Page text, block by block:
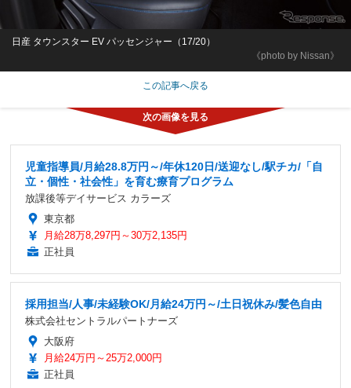
《photo by Nissan》
日産 タウンスター EV パッセンジャー（17/20）
この記事へ戻る
児童指導員/月給28.8万円～/年休120日/送迎なし/駅チカ/「自
立・個性・社会性」を育む療育プログラム
放課後等デイサービス カラーズ
東京都
月給28万8,297円～30万2,135円
正社員
採用担当/人事/未経験OK/月給24万円～/土日祝休み/髪色自由
株式会社セントラルパートナーズ
大阪府
月給24万円～25万2,000円
正社員